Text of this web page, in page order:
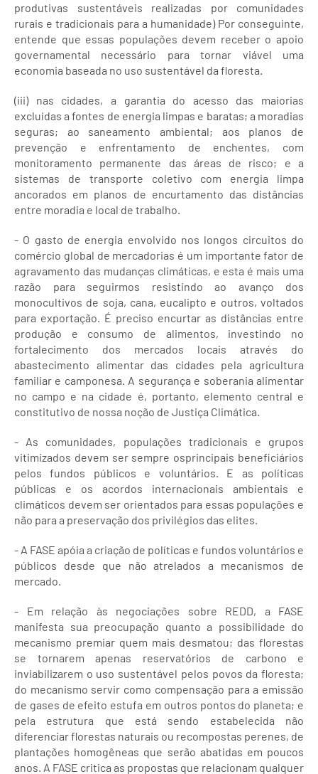
produtivas sustentáveis realizadas por comunidades
rurais e tradicionais para a humanidade) Por conseguinte,
entende que essas populações devem receber o apoio
governamental necessário para tornar viável uma
economia baseada no uso sustentável da floresta.
(iii) nas cidades, a garantia do acesso das maiorias
excluídas a fontes de energia limpas e baratas; a moradias
seguras; ao saneamento ambiental; aos planos de
prevenção e enfrentamento de enchentes, com
monitoramento permanente das áreas de risco; e a
sistemas de transporte coletivo com energia limpa
ancorados em planos de encurtamento das distâncias
entre moradia e local de trabalho.
- O gasto de energia envolvido nos longos circuitos do
comércio global de mercadorias é um importante fator de
agravamento das mudanças climáticas, e esta é mais uma
razão para seguirmos resistindo ao avanço dos
monocultivos de soja, cana, eucalipto e outros, voltados
para exportação. É preciso encurtar as distâncias entre
produção e consumo de alimentos, investindo no
fortalecimento dos mercados locais através do
abastecimento alimentar das cidades pela agricultura
familiar e camponesa. A segurança e soberania alimentar
no campo e na cidade é, portanto, elemento central e
constitutivo de nossa noção de Justiça Climática.
- As comunidades, populações tradicionais e grupos
vitimizados devem ser sempre osprincipais beneficiários
pelos fundos públicos e voluntários. E as políticas
públicas e os acordos internacionais ambientais e
climáticos devem ser orientados para essas populações e
não para a preservação dos privilégios das elites.
- A FASE apóia a criação de políticas e fundos voluntários e
públicos desde que não atrelados a mecanismos de
mercado.
- Em relação às negociações sobre REDD, a FASE
manifesta sua preocupação quanto a possibilidade do
mecanismo premiar quem mais desmatou; das florestas
se tornarem apenas reservatórios de carbono e
inviabilizarem o uso sustentável pelos povos da floresta;
do mecanismo servir como compensação para a emissão
de gases de efeito estufa em outros pontos do planeta; e
pela estrutura que está sendo estabelecida não
diferenciar florestas naturais ou recompostas perenes, de
plantações homogêneas que serão abatidas em poucos
anos. A FASE critica as propostas que relacionam qualquer